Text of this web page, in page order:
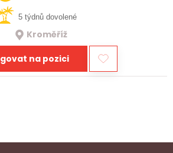
5 týdnů dovolené
Kroměříž
na pozici